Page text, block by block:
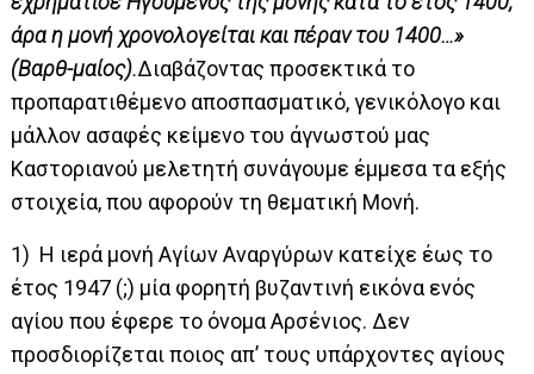
άρα η μονή χρονολογείται και πέραν του 1400…»
(Βαρθ-μαίος).Διαβάζοντας προσεκτικά το
προπαρατιθέμενο αποσπασματικό, γενικόλογο και
μάλλον ασαφές κείμενο του άγνωστού μας
Καστοριανού μελετητή συνάγουμε έμμεσα τα εξής
στοιχεία, που αφορούν τη θεματική Μονή.
1) Η ιερά μονή Αγίων Αναργύρων κατείχε έως το
έτος 1947 (;) μία φορητή βυζαντινή εικόνα ενός
αγίου που έφερε το όνομα Αρσένιος. Δεν
προσδιορίζεται ποιος απ’ τους υπάρχοντες αγίους